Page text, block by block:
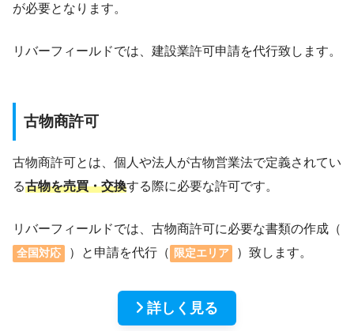
が必要となります。
リバーフィールドでは、建設業許可申請を代行致します。
古物商許可
古物商許可とは、個人や法人が古物営業法で定義されてい
る古物を売買・交換する際に必要な許可です。
リバーフィールドでは、古物商許可に必要な書類の作成（
全国対応 ）と申請を代行（ 限定エリア ）致します。
詳しく見る